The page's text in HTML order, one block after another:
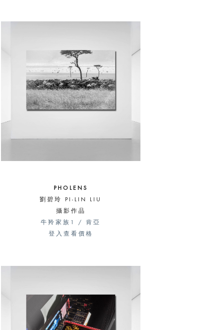
PHOLENS
劉碧玲 PI-LIN LIU
攝影作品
牛羚家族1 / 肯亞
登入查看價格